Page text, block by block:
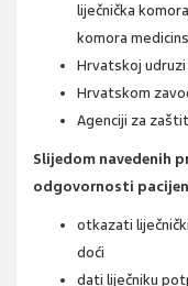
liječnička
komora
Hrvatskoj
Hrvatskom
Agenciji za
Slijedom navedenih
odgovornosti
otkazati
doći
dati liječniku